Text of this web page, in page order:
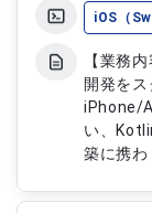
レイヤ
ュリティ
課題管理
iOS（
【業務
開発をス
iPhone/
い、
築に携わ
クトバ